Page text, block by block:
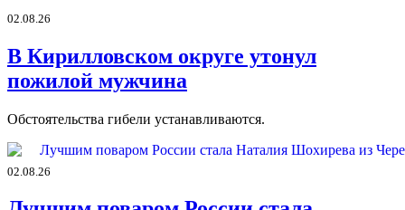
02.08.26
В Кирилловском округе утонул
пожилой мужчина
Обстоятельства гибели устанавливаются.
02.08.26